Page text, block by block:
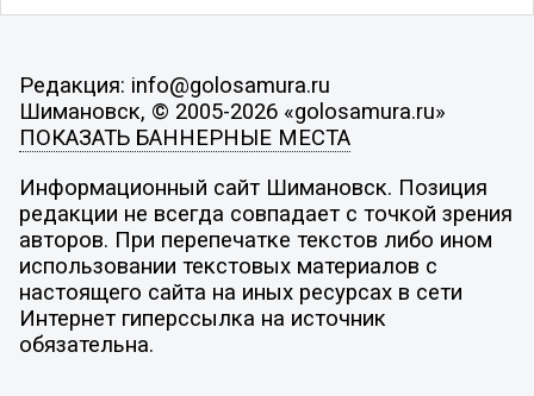
Редакция: info@golosamura.ru
Шимановск, © 2005-2026 «golosamura.ru»
ПОКАЗАТЬ БАННЕРНЫЕ МЕСТА
Информационный сайт Шимановск. Позиция
редакции не всегда совпадает с точкой зрения
авторов. При перепечатке текстов либо ином
использовании текстовых материалов с
настоящего сайта на иных ресурсах в сети
Интернет гиперссылка на источник
обязательна.